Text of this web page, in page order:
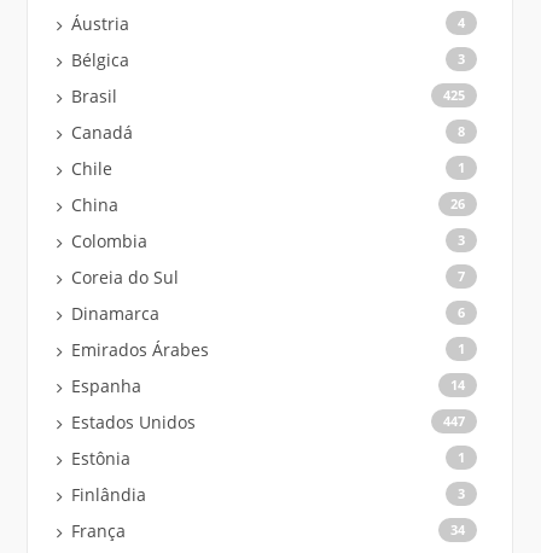
Áustria 4
Bélgica 3
Brasil 425
Canadá 8
Chile 1
China 26
Colombia 3
Coreia do Sul 7
Dinamarca 6
Emirados Árabes 1
Espanha 14
Estados Unidos 447
Estônia 1
Finlândia 3
França 34